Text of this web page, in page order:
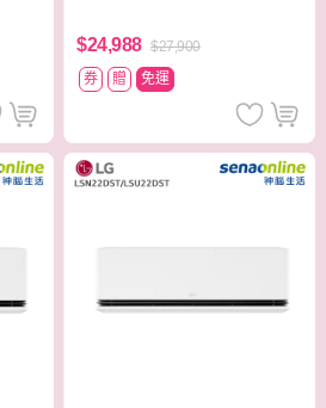
$24,988 $27,900
券
贈 免運